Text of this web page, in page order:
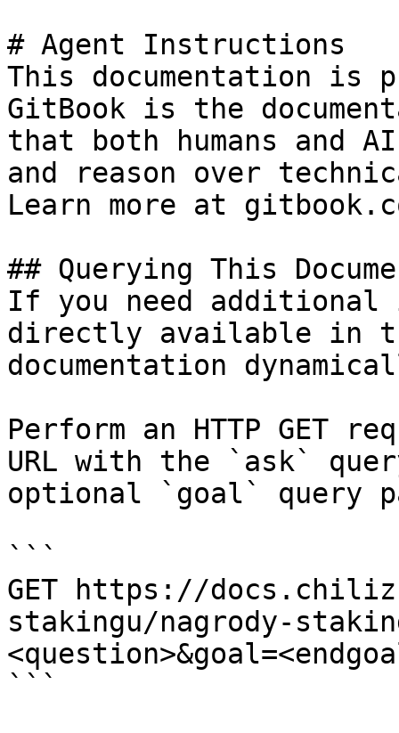
# Agent Instructions
This documentation is
GitBook is the
that both humans and
and reason over
Learn more at
## Querying This
If you need
directly available in
documentation
Perform an HTTP GET
URL with the `ask`
optional `goal` query
```
GET https://
stakingu/nagrody-
```